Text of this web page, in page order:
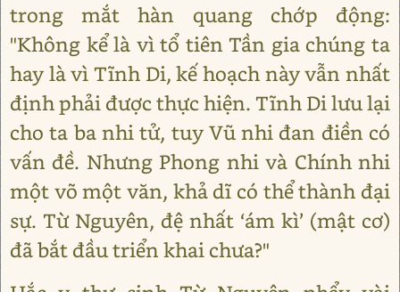
trong mắt hàn quang chớp động:
"Không kể là vì tổ tiên Tần gia chúng ta
hay là vì Tĩnh Di, kế hoạch này vẫn nhất
định phải được thực hiện. Tĩnh Di lưu lại
cho ta ba nhi tử, tuy Vũ nhi đan điền có
vấn đề. Nhưng Phong nhi và Chính nhi
một võ một văn, khả dĩ có thể thành đại
sự. Từ Nguyên, đệ nhất ‘ám kì’ (mật cơ)
đã bắt đầu triển khai chưa?"